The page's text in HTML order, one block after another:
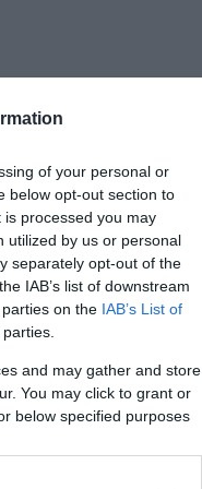
of your personal or
below opt-out section to
processed you may
utilized by us or personal
separately opt-out of the
IAB’s list of downstream
on the IAB’s List of
and may gather and store
You may click to grant or
below specified purposes